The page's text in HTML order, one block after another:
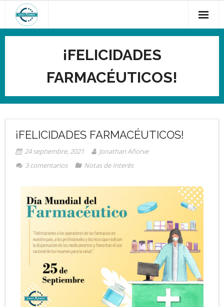
¡FELICIDADES
FARMACÉUTICOS!
¡FELICIDADES FARMACÉUTICOS!
24 septiembre, 2021
Jonathan Añorve
3 comentarios Notas de Interés